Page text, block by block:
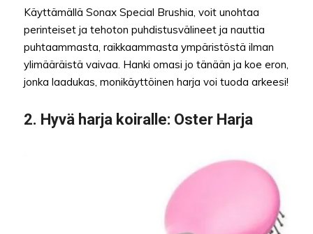
Käyttämällä Sonax Special Brushia, voit unohtaa
perinteiset ja tehoton puhdistusvälineet ja nauttia
puhtaammasta, raikkaammasta ympäristöstä ilman
ylimääräistä vaivaa. Hanki omasi jo tänään ja koe eron,
jonka laadukas, monikäyttöinen harja voi tuoda arkeesi!
2. Hyvä harja koiralle: Oster Harja